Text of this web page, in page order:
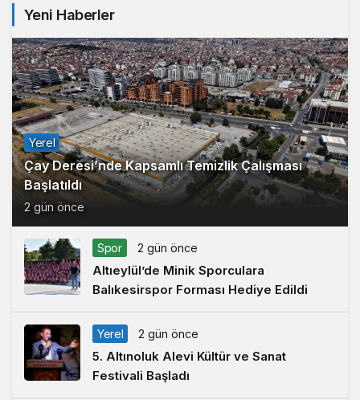
Yeni Haberler
Yerel
Çay Deresi’nde Kapsamlı Temizlik Çalışması
Başlatıldı
2 gün önce
Spor 2 gün önce
Altıeylül’de Minik Sporculara
Balıkesirspor Forması Hediye Edildi
Yerel 2 gün önce
5. Altınoluk Alevi Kültür ve Sanat
Festivali Başladı